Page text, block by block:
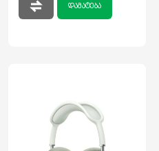
დამატება